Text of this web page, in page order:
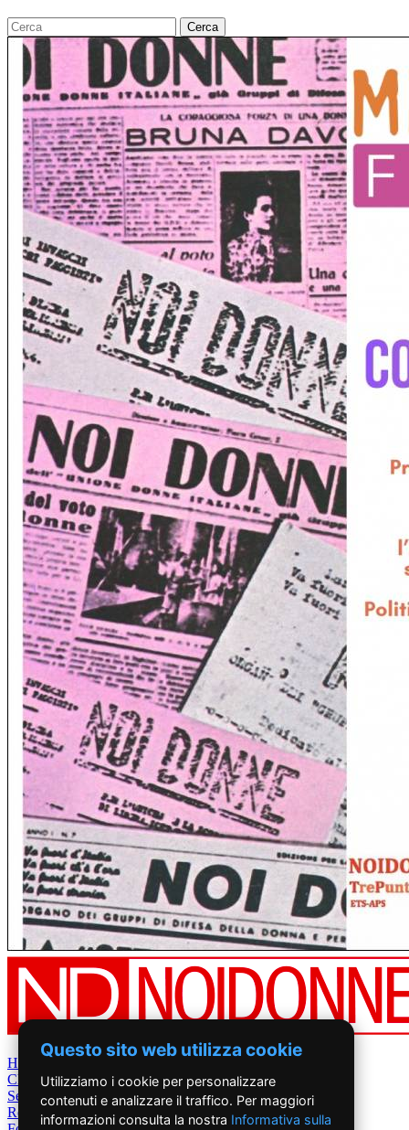
Home
Chi Siamo
Settimanale
Rete News
Questo sito web utilizza cookie
Utilizziamo i cookie per personalizzare
contenuti e analizzare il traffico. Per maggiori
informazioni consulta la nostra Informativa sulla